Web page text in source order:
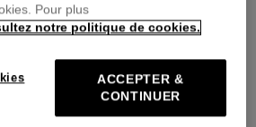
Pour plus
notre politique de cookies.
ACCEPTER &
CONTINUER